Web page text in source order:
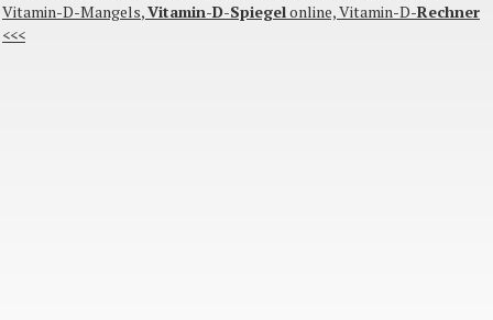
Vitamin-D-Mangels,Vitamin-D-Spiegelonline,Vitamin-D-Rechner
<<<